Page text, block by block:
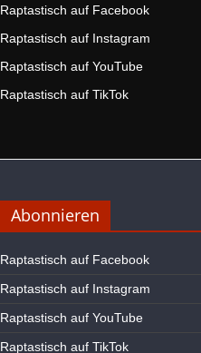
Raptastisch auf Facebook
Raptastisch auf Instagram
Raptastisch auf YouTube
Raptastisch auf TikTok
Abonnieren
Raptastisch auf Facebook
Raptastisch auf Instagram
Raptastisch auf YouTube
Raptastisch auf TikTok